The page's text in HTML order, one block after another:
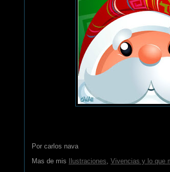
Por carlos nava
Mas de mis
Ilustraciones, Vivencias y lo que